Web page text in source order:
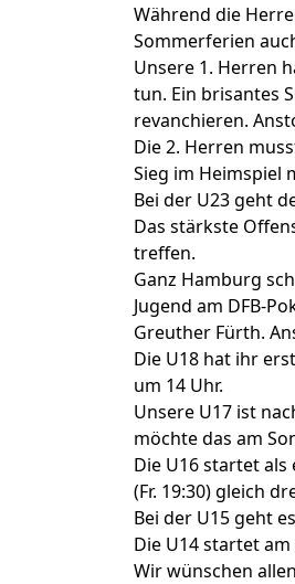
Während die
Sommerferien
Unsere 1. Herren
tun. Ein brisantes
revanchieren.
Die 2. Herren
Sieg im Heimspiel
Bei der U23 geht
Das stärkste
treffen.
Ganz Hamburg
Jugend am DFB-
Greuther Fürth.
Die U18 hat ihr
um 14 Uhr.
Unsere U17 ist
möchte das am
Die U16 startet als
(Fr. 19:30) gleich
Bei der U15 geht
Die U14 startet
Wir wünschen